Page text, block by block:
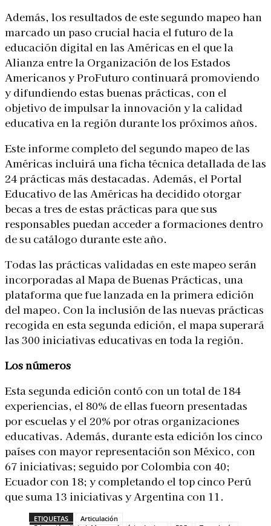
Además, los resultados de este segundo mapeo han
marcado un paso crucial hacia el futuro de la
educación digital en las Américas en el que la
Alianza entre la Organización de los Estados
Americanos y ProFuturo continuará promoviendo
y difundiendo estas buenas prácticas, con el
objetivo de impulsar la innovación y la calidad
educativa en la región durante los próximos años.
Este informe completo del segundo mapeo de las
Américas incluirá una ficha técnica detallada de las
24 prácticas más destacadas. Además, el Portal
Educativo de las Américas ha decidido otorgar
becas a tres de estas prácticas para que sus
responsables puedan acceder a formaciones dentro
de su catálogo durante este año.
Todas las prácticas validadas en este mapeo serán
incorporadas al Mapa de Buenas Prácticas, una
plataforma que fue lanzada en la primera edición
del mapeo. Con la inclusión de las nuevas prácticas
recogida en esta segunda edición, el mapa superará
las 300 iniciativas educativas en toda la región.
Los números
Esta segunda edición contó con un total de 184
experiencias, el 80% de ellas fueorn presentadas
por escuelas y el 20% por otras organizaciones
educativas. Además, durante esta edición los cinco
países con mayor representación son México, con
67 iniciativas; seguido por Colombia con 40;
Ecuador con 18; y completando el top cinco Perú
que suma 13 iniciativas y Argentina con 11.
ETIQUETAS
Articulación